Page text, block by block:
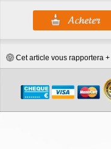
Cet article vous rapportera +